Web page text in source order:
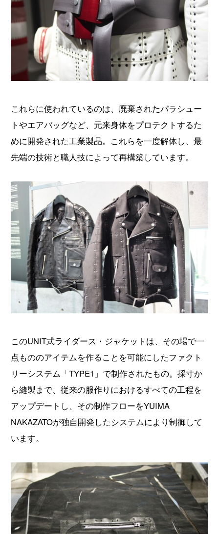
これらに使われているのは、廃棄されたパラシュー
トやエアバッグなど、元来身体をプロテクトするた
めに開発された工業製品。これらを一度解体し、最
先端の技術と職人技によって再構築しています。
このUNIT式ライダース・ジャケットは、その場で一
点もののアイテムを作ることを可能にしたファクト
リーシステム「TYPE1」で制作されたもの。採寸か
ら縫製まで、従来の服作りにおけるすべての工程を
アップデートし、その制作フローをYUIMA
NAKAZATOが独自開発したシステムにより制御して
います。